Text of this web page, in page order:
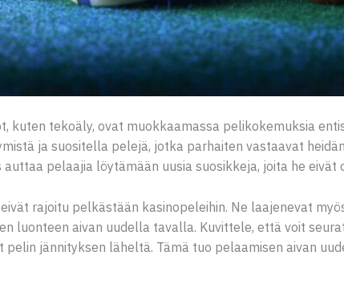
kuten tekoäly, ovat muokkaamassa pelikokemuksia
ja suositella pelejä, jotka parhaiten vastaavat
pelaajia löytämään uusia suosikkeja, joita he eivät
rajoitu pelkästään kasinopeleihin. Ne laajenevat
luonteen aivan uudella tavalla. Kuvittele, että voit
jännityksen läheltä. Tämä tuo pelaamisen aivan